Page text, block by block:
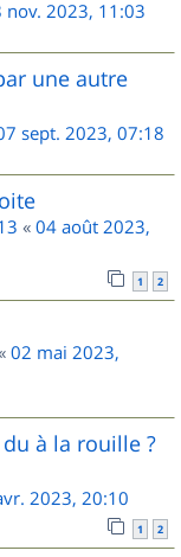
nov. 2023, 11:03
une autre
sept. 2023, 07:18
« 04 août 2023,
1 2
02 mai 2023,
à la rouille ?
2023, 20:10
1 2